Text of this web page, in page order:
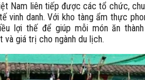
Nam liên tiếp được các tổ chức,
vinh danh. Với kho tàng ẩm thực
lợi thế để giúp mỗi món ăn
và giá trị cho ngành du lịch.